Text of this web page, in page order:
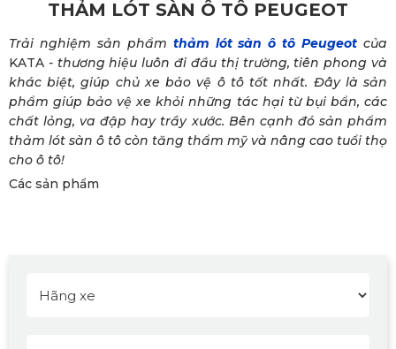
THẢM LÓT SÀN Ô TÔ PEUGEOT
Trải nghiệm sản phẩm thảm lót sàn ô tô Peugeot của
KATA - thương hiệu luôn đi đầu thị trường, tiên phong và
khác biệt, giúp chủ xe bảo vệ ô tô tốt nhất. Đây là sản
phẩm giúp bảo vệ xe khỏi những tác hại từ bụi bẩn, các
chất lỏng, va đập hay trầy xước. Bên cạnh đó sản phẩm
thảm lót sàn ô tô còn tăng thẩm mỹ và nâng cao tuổi thọ
cho ô tô!
Các sản phẩm